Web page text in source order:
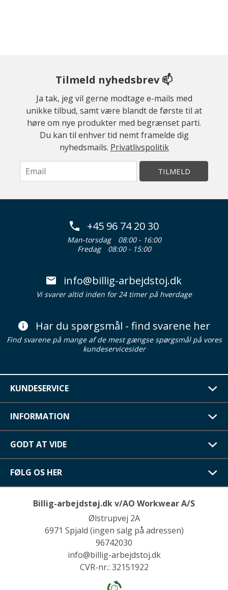
Tilmeld nyhedsbrev 📫
Ja tak, jeg vil gerne modtage e-mails med
unikke tilbud, samt være blandt de første til at
høre om nye produkter med begrænset parti.
Du kan til enhver tid nemt framelde dig
nyhedsmails. Privatlivspolitik
TILMELD
+45 96 74 20 30
Man-torsdag
08:00 - 16:00
Fredag
08:00 - 15:00
info@billig-arbejdstoj.dk
Vi svarer altid inden for 24 timer på hverdage
Har du spørgsmål - find svarene her
Find svarene på mange af de mest gængse spørgsmål på vores
kundeservicesider
KUNDESERVICE
INFORMATION
GODT AT VIDE
FØLG OS HER
Billig-arbejdstøj.dk v/AO Workwear A/S
Ølstrupvej 2A
6971 Spjald (ingen salg på adressen)
96742030
info@billig-arbejdstoj.dk
CVR-nr.: 32151922